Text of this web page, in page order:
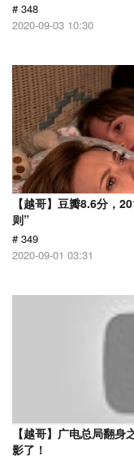
# 348
2020-09-03 10:30
【越哥】豆瓣8.6分，
则”
# 349
2020-09-01 03:31
【越哥】广电总局翻
影了！